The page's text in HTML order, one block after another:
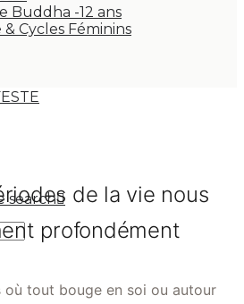
Buddha -12 ans
Cycles Féminins
search
de la vie nous
profondément
où tout bouge en soi ou autour